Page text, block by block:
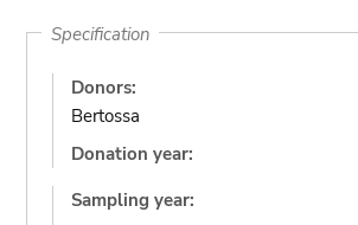
Specification
Donors:
Bertossa
Donation year:
Sampling year: